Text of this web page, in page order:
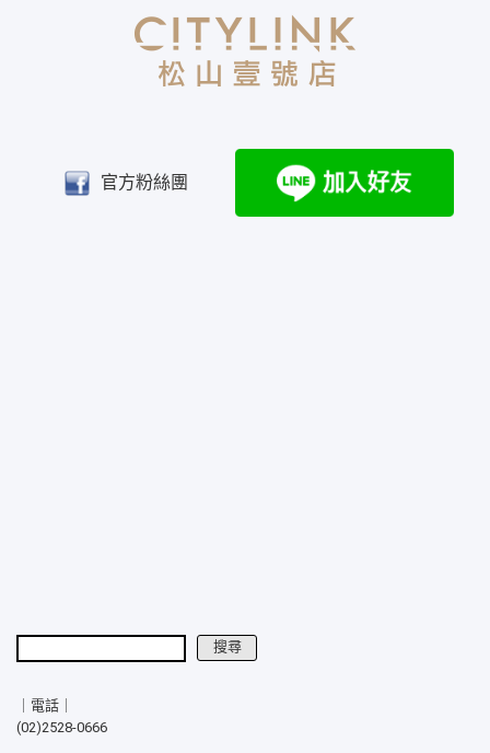
官方粉絲團
搜尋
｜電話｜
(02)2528-0666